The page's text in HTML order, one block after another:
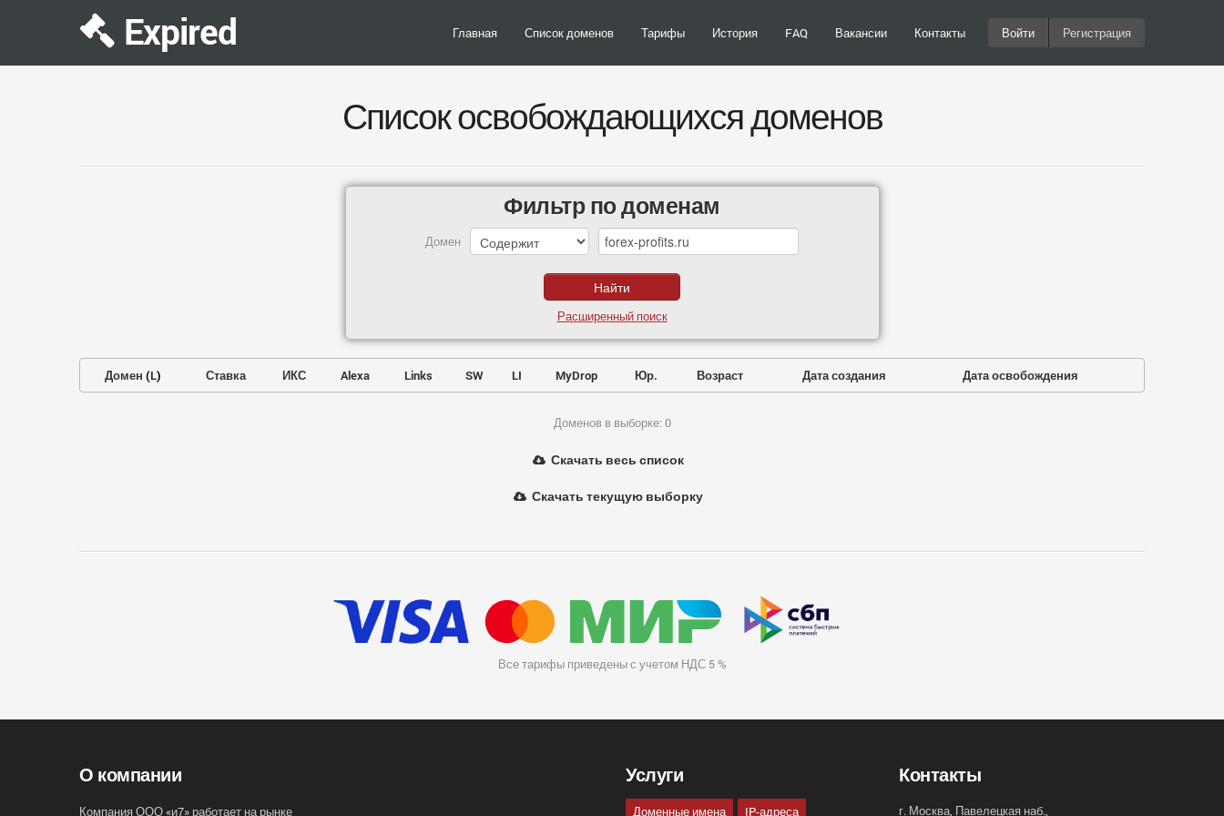
Expired Главная Список доменов Тарифы История FAQ Вакансии Контакты Войти Регистрация
Список освобождающихся доменов
Фильтр по доменам
Домен
Расширенный поиск
Домен (L) Ставка ИКС Alexa Links SW LI MyDrop Юр. Возраст Дата создания Дата освобождения
Доменов в выборке: 0
Скачать весь список
Скачать текущую выборку
Все тарифы приведены с учетом НДС 5 %
О компании
Компания ООО «и7» работает на рынке
Услуги
Доменные имена IP-адреса
Контакты
г. Москва, Павелецкая наб.,